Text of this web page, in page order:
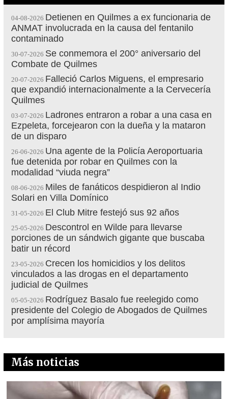
04-08-2026 Detienen en Quilmes a ex funcionaria de
ANMAT involucrada en la causa del fentanilo
contaminado
30-07-2026 Se conmemora el 200° aniversario del
Combate de Quilmes
20-07-2026 Falleció Carlos Miguens, el empresario
que expandió internacionalmente a la Cervecería
Quilmes
03-07-2026 Ladrones entraron a robar a una casa en
Ezpeleta, forcejearon con la dueña y la mataron
de un disparo
26-06-2026 Una agente de la Policía Aeroportuaria
fue detenida por robar en Quilmes con la
modalidad “viuda negra”
08-06-2026 Miles de fanáticos despidieron al Indio
Solari en Villa Domínico
31-05-2026 El Club Mitre festejó sus 92 años
25-05-2026 Descontrol en Wilde para llevarse
porciones de un sándwich gigante que buscaba
batir un récord
23-05-2026 Crecen los homicidios y los delitos
vinculados a las drogas en el departamento
judicial de Quilmes
05-05-2026 Rodríguez Basalo fue reelegido como
presidente del Colegio de Abogados de Quilmes
por amplísima mayoría
Más noticias